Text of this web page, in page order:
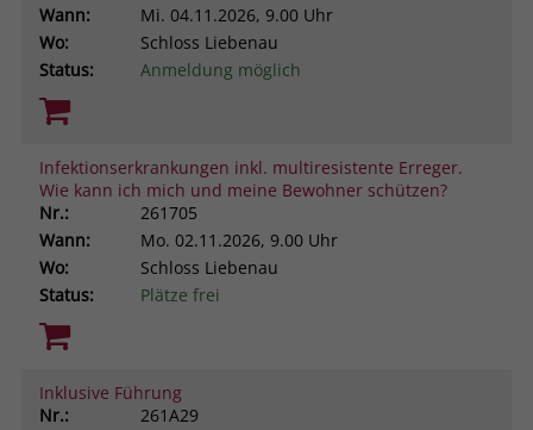
Wann:
Mi. 04.11.2026, 9.00 Uhr
Wo:
Schloss Liebenau
Status:
Anmeldung möglich
Infektionserkrankungen inkl. multiresistente Erreger.
Wie kann ich mich und meine Bewohner schützen?
Nr.:
261705
Wann:
Mo. 02.11.2026, 9.00 Uhr
Wo:
Schloss Liebenau
Status:
Plätze frei
Inklusive Führung
Nr.:
261A29